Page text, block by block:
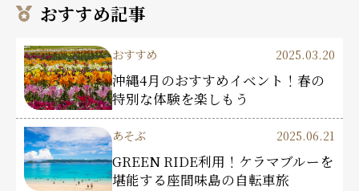
おすすめ記事
おすすめ 2025.03.20
沖縄4月のおすすめイベント！春の
特別な体験を楽しもう
あそぶ 2025.06.21
GREEN RIDE利用！ケラマブルーを
堪能する座間味島の自転車旅